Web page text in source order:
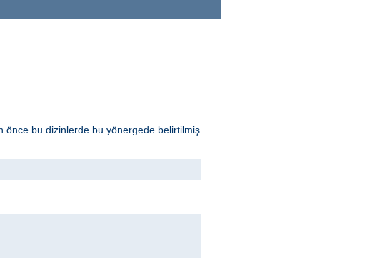
önce bu dizinlerde bu yönergede belirtilmiş